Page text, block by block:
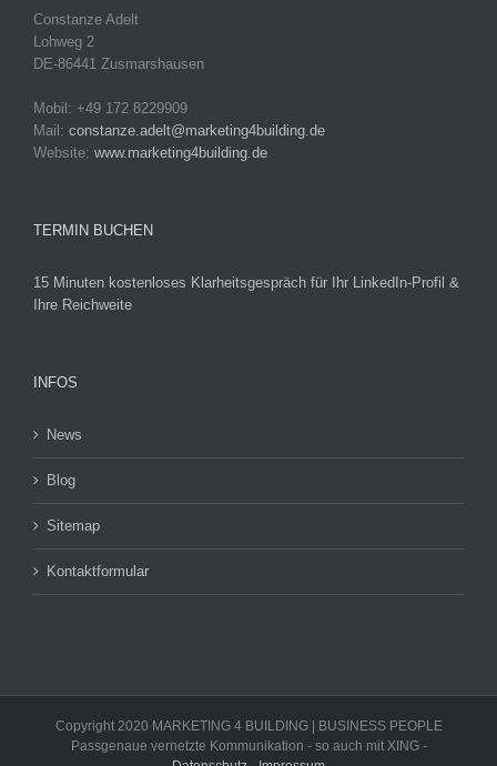
Constanze Adelt
Lohweg 2
DE-86441 Zusmarshausen
Mobil: +49 172 8229909
Mail: constanze.adelt@marketing4building.de
Website: www.marketing4building.de
TERMIN BUCHEN
15 Minuten kostenloses Klarheitsgespräch für Ihr LinkedIn-Profil &
Ihre Reichweite
INFOS
News
Blog
Sitemap
Kontaktformular
Copyright 2020 MARKETING 4 BUILDING | BUSINESS PEOPLE
Passgenaue vernetzte Kommunikation - so auch mit XING -